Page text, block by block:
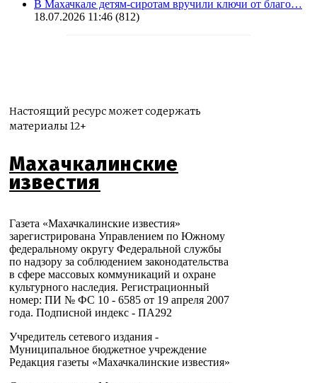
В Махачкале детям-сиротам вручили ключи от благо…
18.07.2026 11:46 (812)
Настоящий ресурс может содержать
материалы 12+
Махачкалинские
известия
Газета «Махачкалинские известия»
зарегистрирована Управлением по Южному
федеральному округу Федеральной службы
по надзору за соблюдением законодательства
в сфере массовых коммуникаций и охране
культурного наследия. Регистрационный
номер: ПИ № ФС 10 - 6585 от 19 апреля 2007
года. Подписной индекс - ПА292
Учредитель сетевого издания -
Муниципальное бюджетное учреждение
Редакция газеты «Махачкалинские известия»